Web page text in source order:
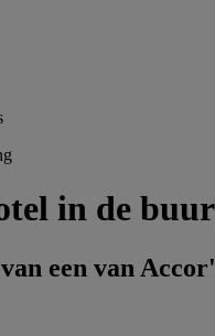
in de
een van